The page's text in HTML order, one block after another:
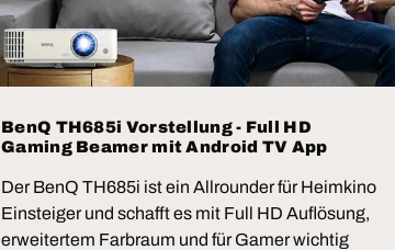
BenQ TH685i Vorstellung - Full HD
Gaming Beamer mit Android TV App
Der BenQ TH685i ist ein Allrounder für Heimkino
Einsteiger und schafft es mit Full HD Auflösung,
erweitertem Farbraum und für Gamer wichtig